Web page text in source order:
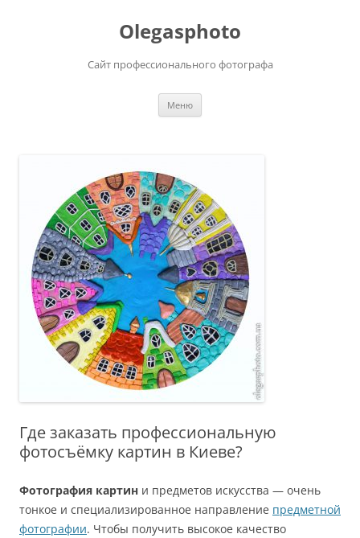
Olegasphoto
Сайт профессионального фотографа
Меню
Где заказать профессиональную
фотосъёмку картин в Киеве?
Фотография картин и предметов искусства — очень
тонкое и специализированное направление предметной
фотографии. Чтобы получить высокое качество